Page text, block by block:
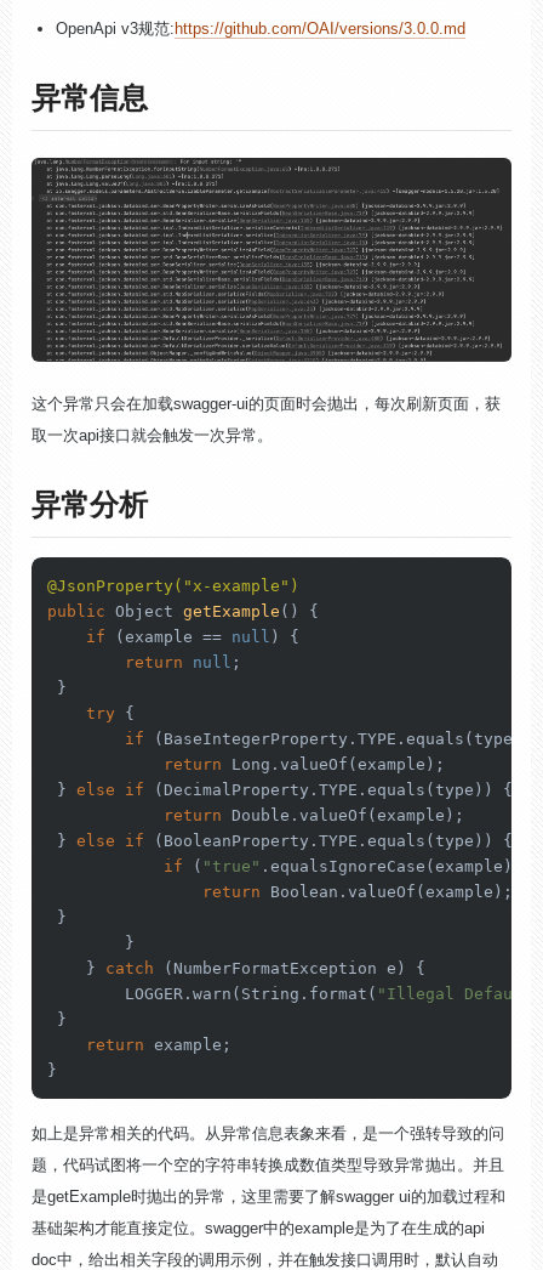
OpenApi v3规范: https://github.com/OAI/versions/3.0.0.md
异常信息
这个异常只会在加载swagger-ui的页面时会抛出，每次刷新页面，获
取一次api接口就会触发一次异常。
异常分析
@JsonProperty("x-example")
public Object getExample ()
{
if (example == null ) {
return
null ;
}
try {
if (BaseIntegerProperty.TYPE.equals(type))
return Long.valueOf(example);
} else if (DecimalProperty.TYPE.equals(type)) {
return Double.valueOf(example);
} else if (BooleanProperty.TYPE.equals(type)) {
if ( "true" .equalsIgnoreCase(example)
return Boolean.valueOf(example);
}
        }
    }
catch (NumberFormatException e) {
        LOGGER.warn(String.format(
"Illegal
}
return example;
}
如上是异常相关的代码。从异常信息表象来看，是一个强转导致的问
题，代码试图将一个空的字符串转换成数值类型导致异常抛出。并且
是getExample时抛出的异常，这里需要了解swagger ui的加载过程和
基础架构才能直接定位。swagger中的example是为了在生成的api
doc中，给出相关字段的调用示例，并在触发接口调用时，默认自动